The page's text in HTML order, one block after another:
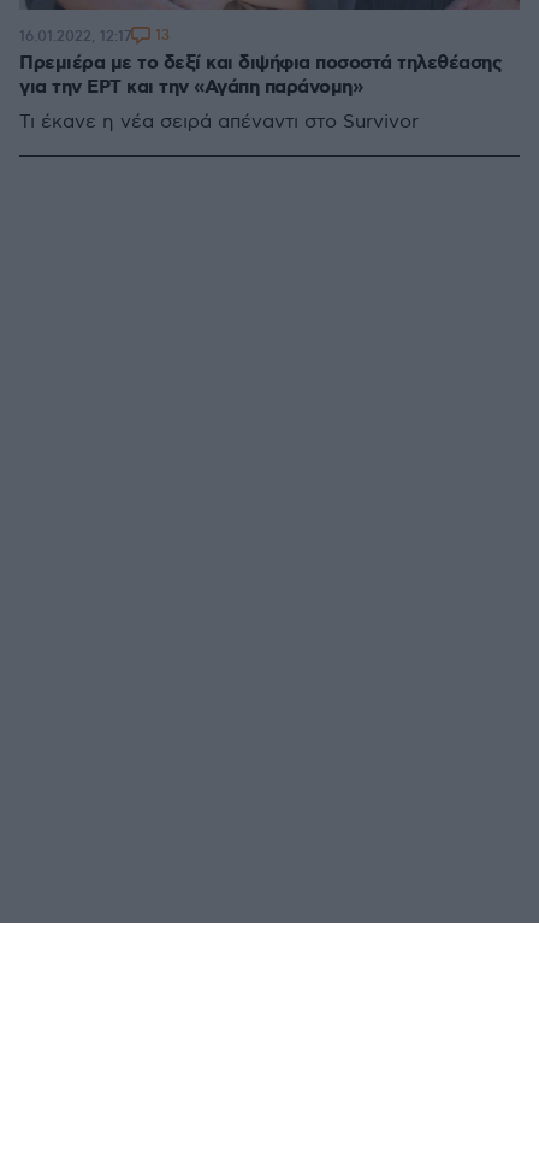
Πρεμιέρα με το δεξί και διψήφια ποσοστά τηλεθέασης
για την ΕΡΤ και την «Αγάπη παράνομη»
Τι έκανε η νέα σειρά απέναντι στο Survivor
16.01.2022, 12:17 13